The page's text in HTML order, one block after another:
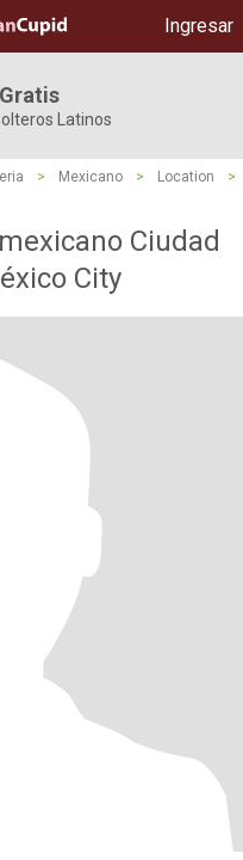
Ingresar
Latinos
> Mexicano > Location
>
Ciudad
City